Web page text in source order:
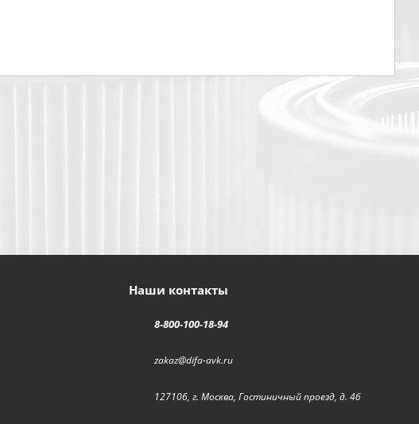
Наши контакты
8-800-100-18-94
zakaz@difa-avk.ru
127106, г. Москва, Гостиничный проезд, д. 4б